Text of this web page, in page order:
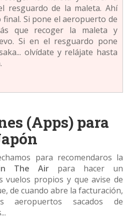
resguardo de la maleta. Ahí
Si pone el aeropuerto de
que recoger la maleta y
Si en el resguardo pone
olvídate y relájate hasta
(Apps) para
para recomendaros la
The Air para hacer un
vuelos propios y que avise de
de cuando abre la facturación,
aeropuertos sacados de